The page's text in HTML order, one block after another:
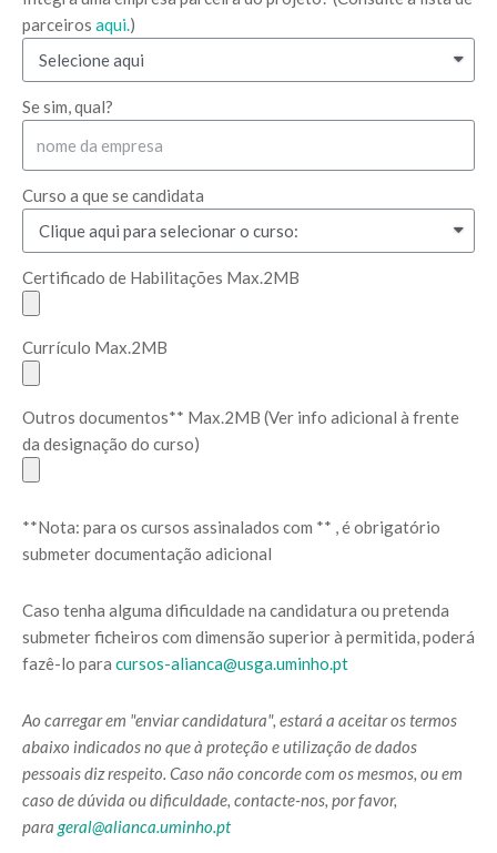
parceiros aqui.)
Se sim, qual?
Curso a que se candidata
Certificado de Habilitações Max.2MB
Currículo Max.2MB
Outros documentos** Max.2MB (Ver info adicional à frente
da designação do curso)
**Nota: para os cursos assinalados com ** , é obrigatório
submeter documentação adicional
Caso tenha alguma dificuldade na candidatura ou pretenda
submeter ficheiros com dimensão superior à permitida, poderá
fazê-lo para cursos-alianca@usga.uminho.pt
Ao carregar em "enviar candidatura", estará a aceitar os termos
abaixo indicados no que à proteção e utilização de dados
pessoais diz respeito. Caso não concorde com os mesmos, ou em
caso de dúvida ou dificuldade, contacte-nos, por favor,
para geral@alianca.uminho.pt